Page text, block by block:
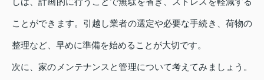
ことができます。引越し業者の選定や必要な手続き、荷物の
整理など、早めに準備を始めることが大切です。
次に、家のメンテナンスと管理について考えてみましょう。